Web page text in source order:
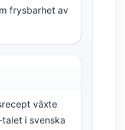
frysbarhet av
växte
i svenska